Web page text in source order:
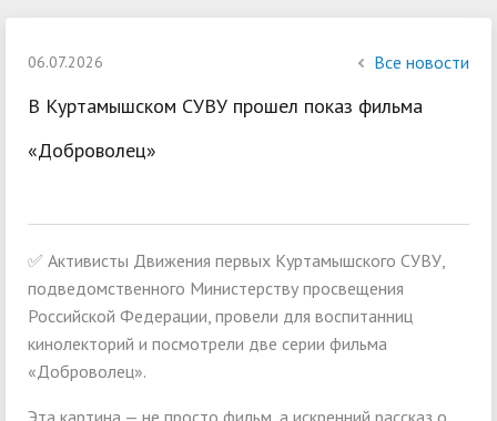
06.07.2026 Все новости
В Куртамышском СУВУ прошел показ фильма
«Доброволец»
✅ Активисты Движения первых Куртамышского СУВУ,
подведомственного Министерству просвещения
Российской Федерации, провели для воспитанниц
кинолекторий и посмотрели две серии фильма
«Доброволец».